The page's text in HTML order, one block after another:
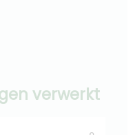
verwerkt